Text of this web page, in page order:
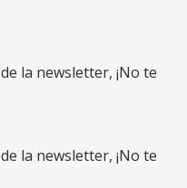
la newsletter, ¡No te
la newsletter, ¡No te